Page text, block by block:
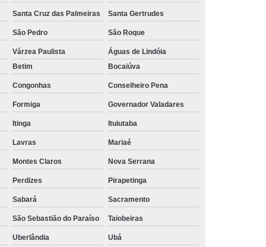
Santa Cruz das Palmeiras Santa Gertrudes
São Pedro São Roque
Várzea Paulista
Águas de Lindóia
Betim Bocaiúva
Congonhas Conselheiro Pena
Formiga Governador Valadares
Itinga Ituiutaba
Lavras Mariaé
Montes Claros Nova Serrana
Perdizes Pirapetinga
Sabará Sacramento
São Sebastião do Paraíso Taiobeiras
Uberlândia Ubá